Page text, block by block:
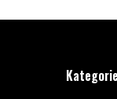
Kategorie